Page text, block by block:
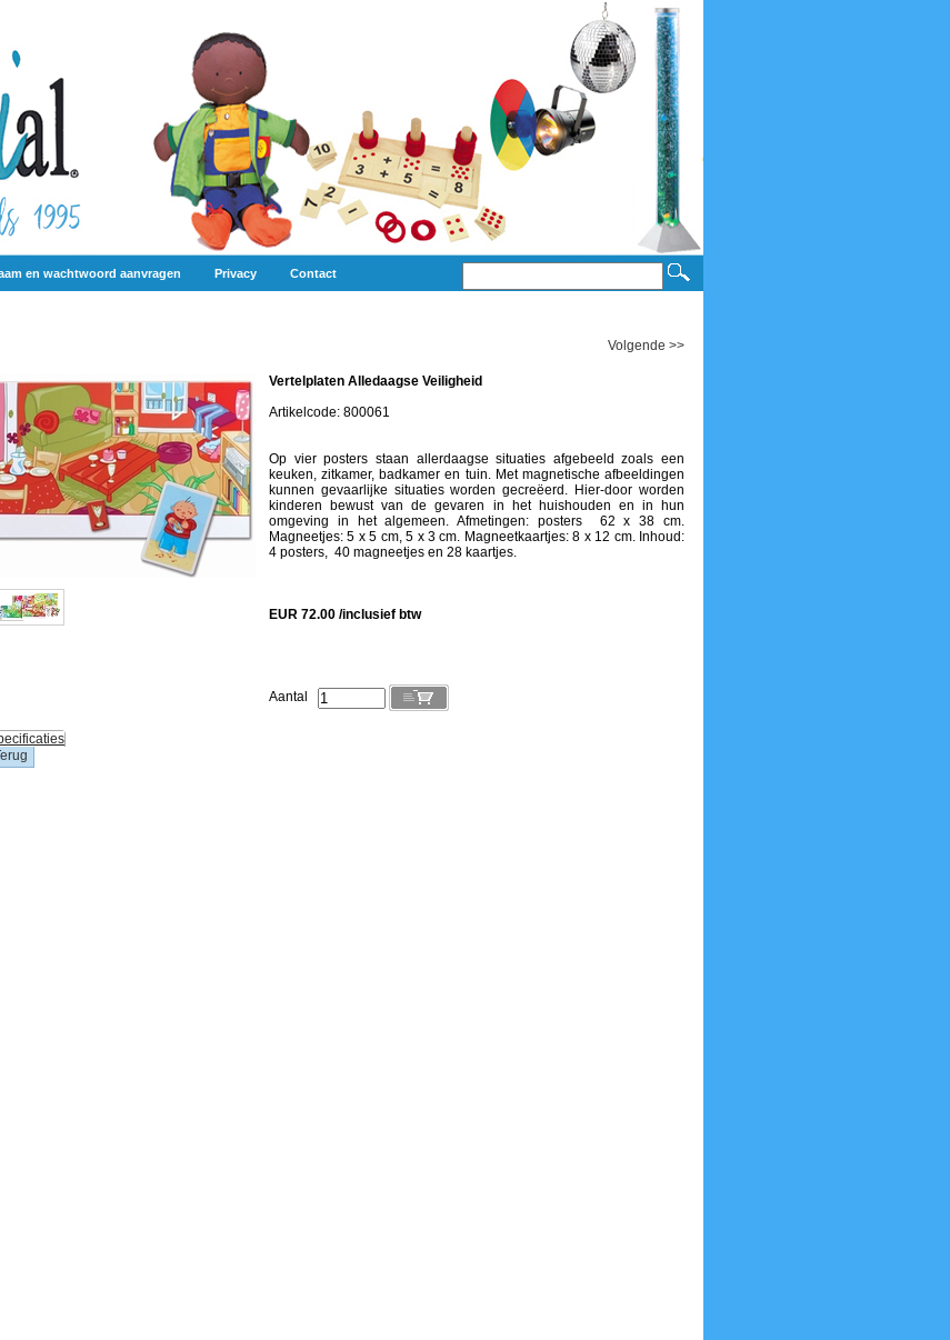
en wachtwoord aanvragen Privacy Contact
Volgende >>
Vertelplaten Alledaagse Veiligheid
Artikelcode: 800061
Op vier posters staan allerdaagse situaties afgebeeld zoals een
keuken, zitkamer, badkamer en tuin. Met magnetische afbeeldingen
kunnen gevaarlijke situaties worden gecreëerd. Hier-door worden
kinderen bewust van de gevaren in het huishouden en in hun
omgeving in het algemeen. Afmetingen: posters 62 x 38 cm.
Magneetjes: 5 x 5 cm, 5 x 3 cm. Magneetkaartjes: 8 x 12 cm. Inhoud:
4 posters, 40 magneetjes en 28 kaartjes.
EUR 72.00 /inclusief btw
Aantal